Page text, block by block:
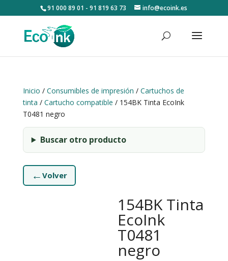
91 000 89 01 - 91 819 63 73 info@ecoink.es
Inicio / Consumibles de impresión / Cartuchos de
tinta / Cartucho compatible / 154BK Tinta EcoInk
T0481 negro
Buscar otro producto
← Volver
154BK Tinta
EcoInk
T0481
negro